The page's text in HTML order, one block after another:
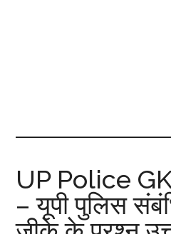
UP Police
– यूपी पुलिस